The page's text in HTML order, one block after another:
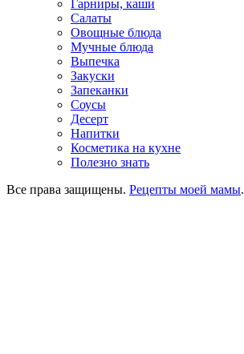
Гарниры, каши
Салаты
Овощные блюда
Мучные блюда
Выпечка
Закуски
Запеканки
Соусы
Десерт
Напитки
Косметика на кухне
Полезно знать
Все права защищены. Рецепты моей мамы.